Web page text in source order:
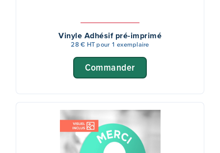
Vinyle Adhésif pré-imprimé
28 € HT pour 1 exemplaire
Commander